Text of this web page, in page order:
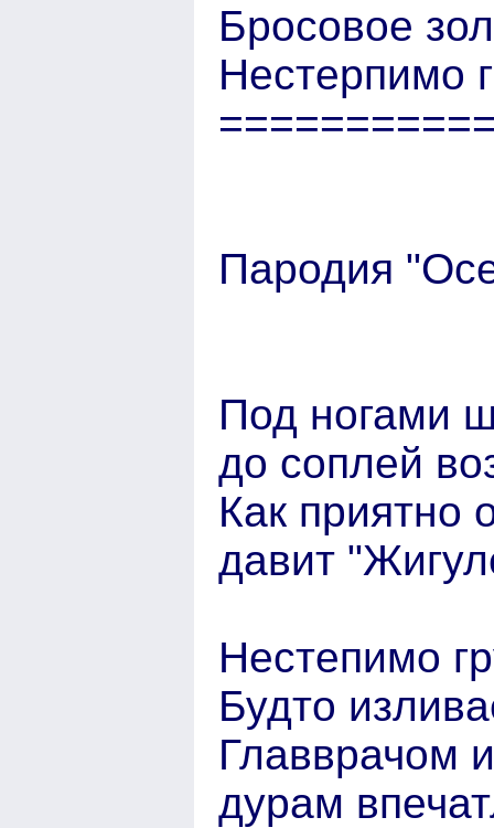
Бросовое
Нестерпимо
Пародия
Под ногами
до соплей
Как приятно
давит
Нестепимо
Будто
Главврачом
дурам